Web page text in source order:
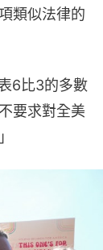
類似法律的
6比3的多數
要求對全美